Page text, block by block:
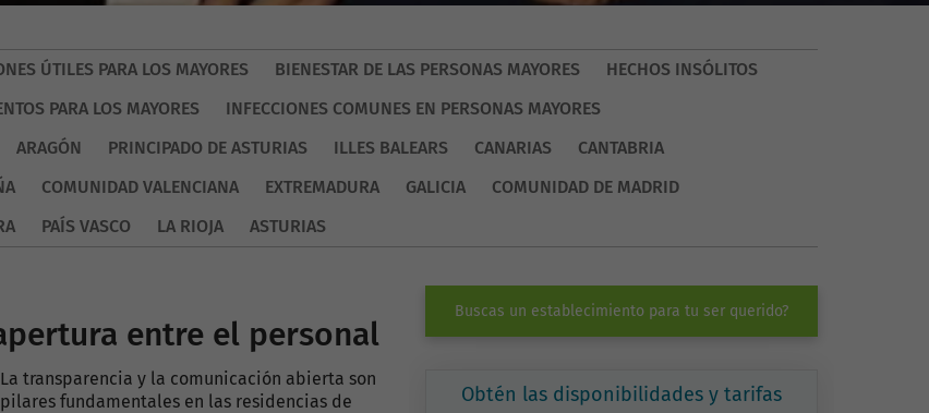
ÚTILES PARA LOS MAYORES BIENESTAR DE LAS PERSONAS MAYORES
HECHOS INSÓLITOS
PARA LOS MAYORES
INFECCIONES COMUNES EN PERSONAS MAYORES
ARAGÓN PRINCIPADO DE ASTURIAS ILLES BALEARS CANARIAS
CANTABRIA
COMUNIDAD VALENCIANA EXTREMADURA GALICIA
COMUNIDAD DE MADRID
PAÍS VASCO LA RIOJA ASTURIAS
entre el personal
La transparencia y la comunicación abierta son
pilares fundamentales en las residencias de
Buscas un establecimiento para tu ser querido?
Obtén las disponibilidades y tarifas